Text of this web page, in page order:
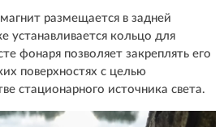
размещается в задней
устанавливается кольцо для
фонаря позволяет закреплять его
поверхностях с целью
стационарного источника света.